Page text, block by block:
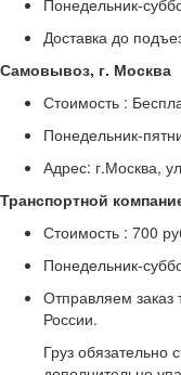
Понедельник-
Доставка до
Самовывоз, г. Москва
Стоимость :
Понедельник-
Адрес: г.Москва,
Транспортной
Стоимость : 700
Понедельник-
Отправляем
России.
Груз обязательно